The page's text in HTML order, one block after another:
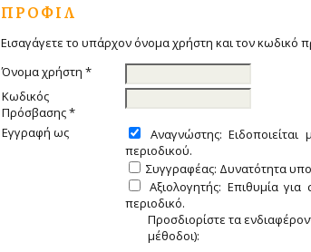
ΠΡΟΦΊΛ
Εισαγάγετε το υπάρχον όνομα χρήστη και τον κωδικό
Όνομα χρήστη *
Κωδικός
Πρόσβασης *
Εγγραφή ως
Αναγνώστης:
περιοδικού.
Συγγραφέας: Δυνατότητα
Αξιολογητής: Επιθυμία για
περιοδικό.
Προσδιορίστε τα
μέθοδοι):